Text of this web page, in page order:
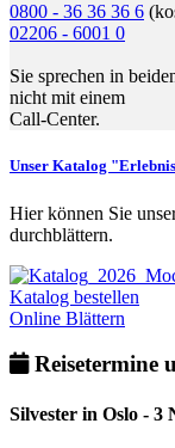
0800 - 36 36 36 6
02206 - 6001 0
Sie sprechen in
nicht mit einem
Call-Center.
Unser Katalog
Hier können Sie
durchblättern.
Katalog bestellen
Online Blättern
Reisetermine
Silvester in Oslo - 3